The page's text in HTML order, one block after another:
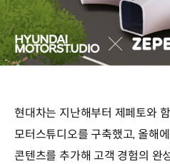
현대차는 지난해부터 제페토와
모터스튜디오를 구축했고, 올해
콘텐츠를 추가해 고객 경험의 완